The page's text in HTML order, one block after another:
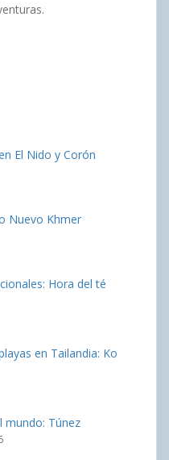
El Nido y Corón
Nuevo Khmer
Hora del té
en Tailandia: Ko
mundo: Túnez